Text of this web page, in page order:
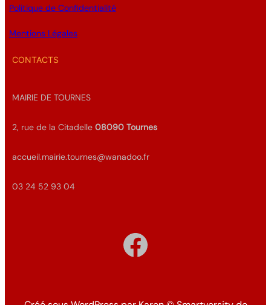
Politique de Confidentialité
Mentions Légales
CONTACTS
MAIRIE DE TOURNES
2, rue de la Citadelle08090 Tournes
accueil.mairie.tournes@wanadoo.fr
03 24 52 93 04
Facebook